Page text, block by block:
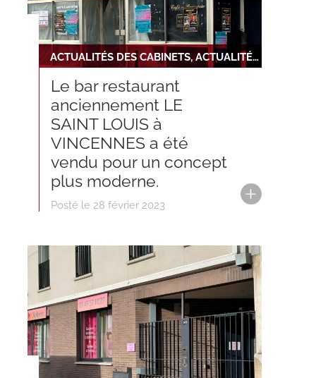
ACTUALITÉS DES CABINETS, ACTUALITÉS DU RÉSEAU, NOUVELLE INSTALLATION
Le bar restaurant
anciennement LE
SAINT LOUIS à
VINCENNES a été
vendu pour un concept
plus moderne.
Posté le 28 février 2023